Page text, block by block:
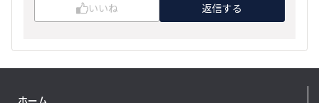
いいね 返信する